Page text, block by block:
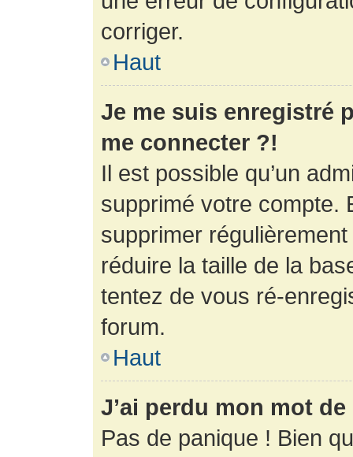
corriger.
Haut
Je me suis enregistré
me connecter ?!
Il est possible qu’un
supprimé votre compte.
supprimer
réduire la taille de la
tentez de vous ré-
forum.
Haut
J’ai perdu mon mot
Pas de panique ! Bien